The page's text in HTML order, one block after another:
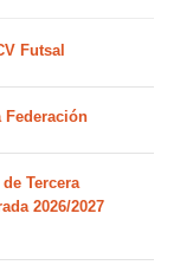
Futsal
Federación
Tercera
2026/2027